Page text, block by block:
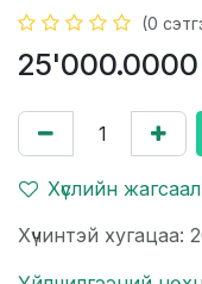
(0
25'000.0000
Хүслийн
Хүчинтэй хугацаа: